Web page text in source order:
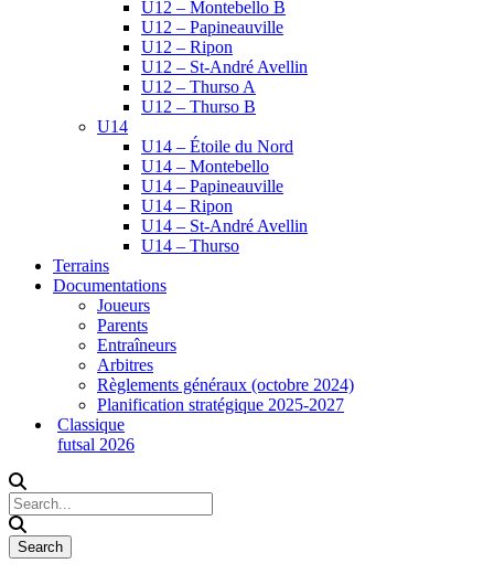
U12 – Montebello B
U12 – Papineauville
U12 – Ripon
U12 – St-André Avellin
U12 – Thurso A
U12 – Thurso B
U14
U14 – Étoile du Nord
U14 – Montebello
U14 – Papineauville
U14 – Ripon
U14 – St-André Avellin
U14 – Thurso
Terrains
Documentations
Joueurs
Parents
Entraîneurs
Arbitres
Règlements généraux (octobre 2024)
Planification stratégique 2025-2027
Classique
futsal 2026